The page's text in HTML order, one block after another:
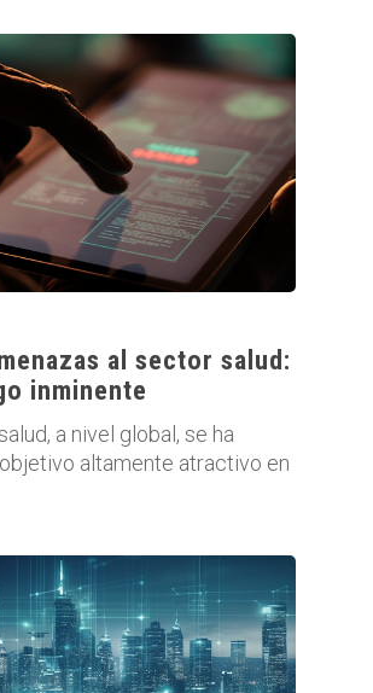
al sector salud:
inminente
a nivel global, se ha
altamente atractivo en